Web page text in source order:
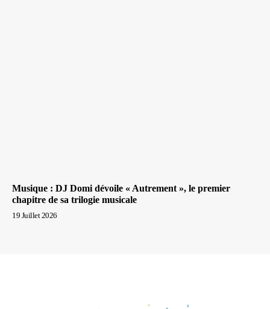
Musique : DJ Domi dévoile « Autrement », le premier
chapitre de sa trilogie musicale
19 Juillet 2026